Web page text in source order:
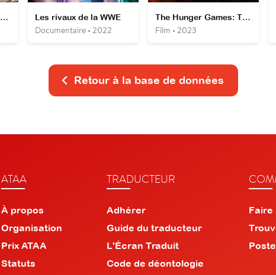
Brasch – Le désir et la peur Les rivaux de la WWE
Documentaire • 2022
The Hunger Games: The Ballad of Songbirds and Snakes
Film • 2023
Retour à la base de données
ATAA
À propos
Organisation
Prix ATAA
Statuts
TRADUCTEUR
Adhérer
Guide du traducteur
L'Écran Traduit
Code de déontologie